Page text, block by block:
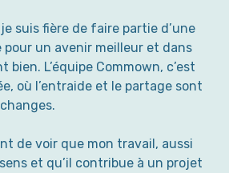
suis fière de faire partie d’une
un avenir meilleur et dans
bien. L’équipe Commown, c’est
où l’entraide et le partage sont
de voir que mon travail, aussi
et qu’il contribue à un projet